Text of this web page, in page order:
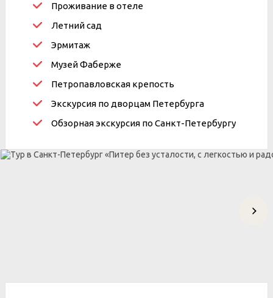
Проживание в отеле
Летний сад
Эрмитаж
Музей Фаберже
Петропавловская крепость
Экскурсия по дворцам Петербурга
Обзорная экскурсия по Санкт-Петербургу